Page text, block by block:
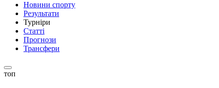
Новини спорту
Результати
Турніри
Статті
Прогнози
Трансфери
топ